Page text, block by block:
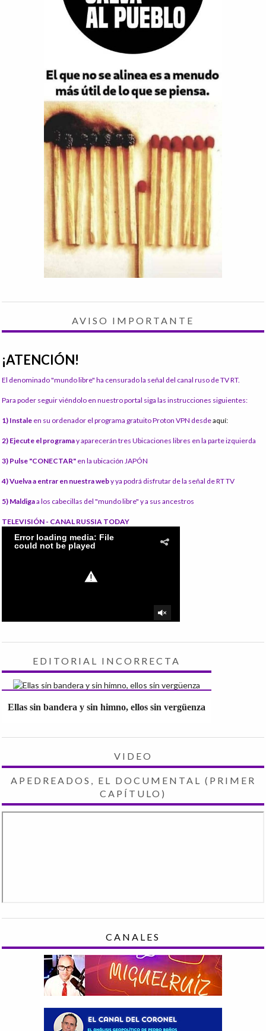
AVISO IMPORTANTE
¡ATENCIÓN!
El denominado "mundo libre" ha censurado la señal del canal ruso de TV RT.
Para poder seguir viéndolo en nuestro portal siga las instrucciones siguientes:
1) Instale en su ordenador el programa gratuito Proton VPN desdeaquí:
2) Ejecute el programay aparecerán tres Ubicaciones libres en la parte izquierda
3) Pulse "CONECTAR" en la ubicación JAPÓN
4) Vuelva a entrar en nuestra weby ya podrá disfrutar de la señal de RT TV
5) Maldigaa los cabecillas del "mundo libre" y a sus ancestros
TELEVISIÓN - CANAL RUSSIA TODAY
EDITORIAL INCORRECTA
Ellas sin bandera y sin himno, ellos sin vergüenza
VIDEO
APEDREADOS, EL DOCUMENTAL (PRIMER
CAPÍTULO)
CANALES